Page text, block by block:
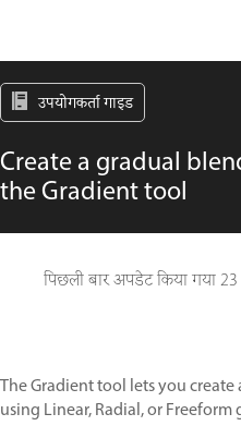
उपयोगकर्ता गाइड
Create a gradual
the Gradient tool
पिछली बार अपडेट किया गया
The Gradient tool lets you
using Linear, Radial, or Freeform